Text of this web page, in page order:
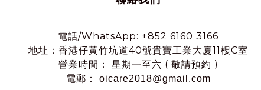
電話/WhatsApp: +852 6160 3166
地址：香港仔黃竹坑道40號貴寶工業大廈11樓C室
營業時間： 星期一至六 ( 敬請預約 )
電郵： oicare2018@gmail.com